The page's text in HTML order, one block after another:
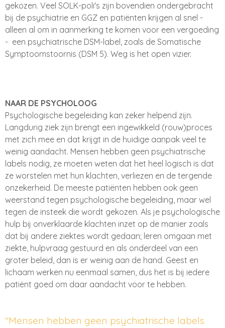
gekozen. Veel SOLK-poli's zijn bovendien ondergebracht
bij de psychiatrie en GGZ en patiënten krijgen al snel -
alleen al om in aanmerking te komen voor een vergoeding
- een psychiatrische DSM-label, zoals de Somatische
Symptoomstoornis (DSM 5). Weg is het open vizier.
NAAR DE PSYCHOLOOG
Psychologische begeleiding kan zeker helpend zijn.
Langdurig ziek zijn brengt een ingewikkeld (rouw)proces
met zich mee en dat krijgt in de huidige aanpak veel te
weinig aandacht. Mensen hebben geen psychiatrische
labels nodig, ze moeten weten dat het heel logisch is dat
ze worstelen met hun klachten, verliezen en de tergende
onzekerheid. De meeste patiënten hebben ook geen
weerstand tegen psychologische begeleiding, maar wel
tegen de insteek die wordt gekozen. Als je psychologische
hulp bij onverklaarde klachten inzet op de manier zoals
dat bij andere ziektes wordt gedaan; leren omgaan met
ziekte, hulpvraag gestuurd en als onderdeel van een
groter beleid, dan is er weinig aan de hand. Geest en
lichaam werken nu eenmaal samen, dus het is bij iedere
patiënt goed om daar aandacht voor te hebben.
"Mensen hebben geen psychiatrische labels